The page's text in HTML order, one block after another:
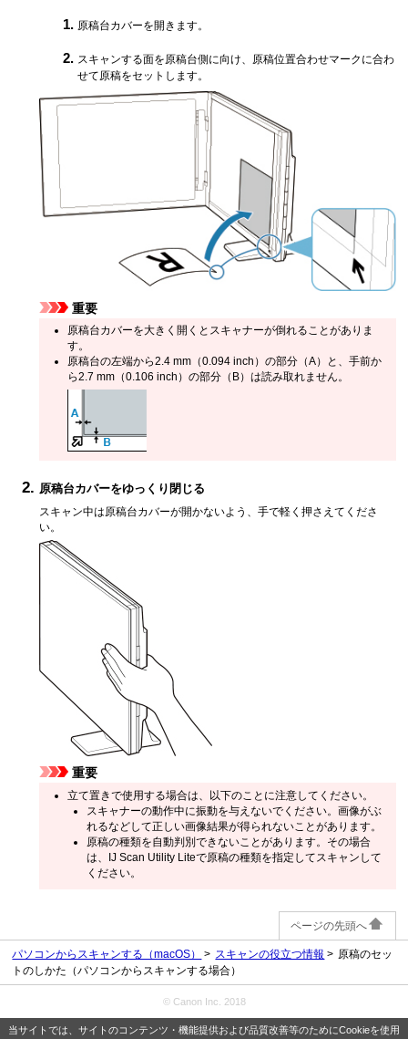
当サイトでは、サイトのコンテンツ・機能提供および品質改善等のためにCookieを使用
原稿台カバーを開きます。
スキャンする面を原稿台側に向け、 原稿位置合わせマーク に合わ
せて原稿をセットします。
重要
原稿台カバーを大きく開くと スキャナーが倒れることがありま
す。
原稿台の左端から2.4 mm（0.094 inch）の部分（A）と、手前か
ら2.7 mm（0.106 inch）の部分（B）は読み取れません。
原稿台カバーをゆっくり閉じる
スキャン中は原稿台カバーが開かないよう、手で軽く押さえてくださ
い。
重要
立て置きで使用する場合は、以下のことに注意してください。
スキャナーの動作中に振動を与えないでください。 画像がぶ
れるなどして正しい画像結果が得られないことがあります。
原稿の種類を自動判別できないことがあります。 その場合
は、 IJ Scan Utility Liteで原稿の種類を指定してスキャンして
ください。
ページの先頭へ
パソコンからスキャンする（macOS） スキャンの役立つ情報
原稿のセッ
トのしかた（パソコンからスキャンする場合）
© Canon Inc. 2018